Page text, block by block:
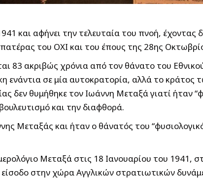
και αφήνει την τελευταία του πνοή, έχοντας
του ΟΧΙ και του έπους της 28ης
83 ακριβώς χρόνια από τον θάνατο του
ενάντια σε μία αυτοκρατορία, αλλά το κράτος
δεν θυμήθηκε τον Ιωάννη Μεταξά γιατί ήταν
και την διαφθορά.
Μεταξάς και ήταν ο θάνατός του
Μεταξά στις 18 Ιανουαρίου του 1941,
στην χώρα Αγγλικών στρατιωτικών